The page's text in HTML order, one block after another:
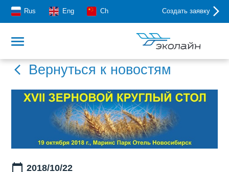
Rus Eng Ch Создать заявку
Вернуться к новостям
2018/10/22